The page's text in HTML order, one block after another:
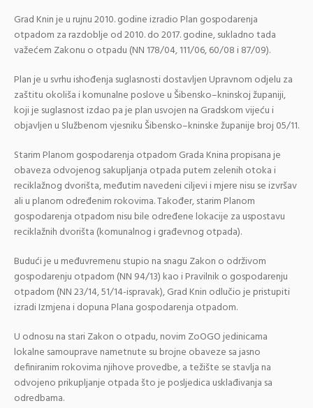
Grad Knin je u rujnu 2010. godine izradio Plan gospodarenja
otpadom za razdoblje od 2010. do 2017. godine, sukladno tada
važećem Zakonu o otpadu (NN 178/04, 111/06, 60/08 i 87/09).
Plan je u svrhu ishođenja suglasnosti dostavljen Upravnom odjelu za
zaštitu okoliša i komunalne poslove u Šibensko–kninskoj županiji,
koji je suglasnost izdao pa je plan usvojen na Gradskom vijeću i
objavljen u Službenom vjesniku Šibensko–kninske županije broj 05/11.
Starim Planom gospodarenja otpadom Grada Knina propisana je
obaveza odvojenog sakupljanja otpada putem zelenih otoka i
reciklažnog dvorišta, međutim navedeni ciljevi i mjere nisu se izvršav
ali u planom određenim rokovima. Također, starim Planom
gospodarenja otpadom nisu bile određene lokacije za uspostavu
reciklažnih dvorišta (komunalnog i građevnog otpada).
Budući je u međuvremenu stupio na snagu Zakon o održivom
gospodarenju otpadom (NN 94/13) kao i Pravilnik o gospodarenju
otpadom (NN 23/14, 51/14-ispravak), Grad Knin odlučio je pristupiti
izradi Izmjena i dopuna Plana gospodarenja otpadom.
U odnosu na stari Zakon o otpadu, novim ZoOGO jedinicama
lokalne samouprave nametnute su brojne obaveze sa jasno
definiranim rokovima njihove provedbe, a težište se stavlja na
odvojeno prikupljanje otpada što je posljedica usklađivanja sa
odredbama.